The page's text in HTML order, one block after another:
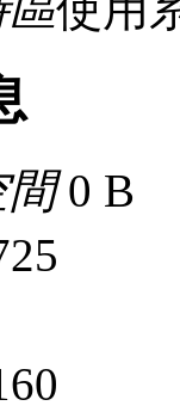
間0 B